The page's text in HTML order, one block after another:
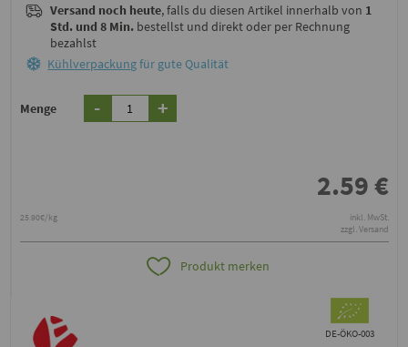
Versand noch heute, falls du diesen Artikel innerhalb von 1
Std. und 8 Min. bestellst und direkt oder per Rechnung
bezahlst
Kühlverpackungfür gute Qualität
Menge - +
2.59€
25.90€/kg
inkl. MwSt.
zzgl. Versand
Produkt merken
DE-ÖKO-003